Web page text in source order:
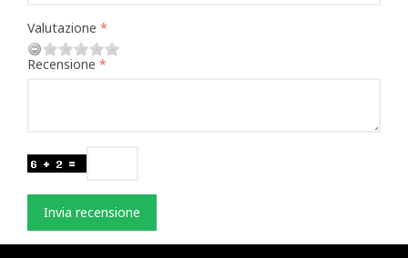
Valutazione
Recensione
Invia recensione